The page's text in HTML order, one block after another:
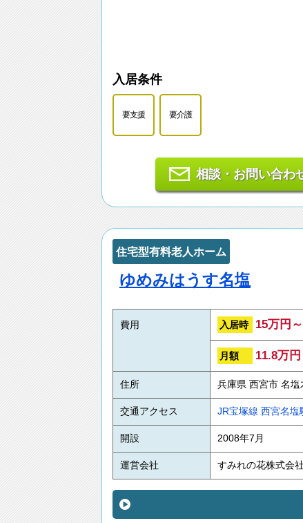
入居条件
要支援 要介護
相談・お問い合わ
住宅型有料老人ホーム
ゆめみはうす名塩
費用 入居時 15万円
月額 11.8万円
住所 兵庫県 西宮市 名
交通アクセス JR宝塚線 西宮名塩
開設 2008年7月
運営会社 すみれの花株式会社